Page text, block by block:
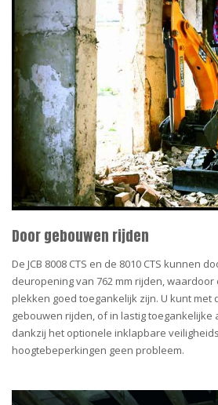
Door gebouwen rijden
De JCB 8008 CTS en de 8010 CTS kunnen
deuropening van 762 mm rijden,
plekken goed toegankelijk zijn. U kunt met
gebouwen rijden, of in lastig toegankelijke
dankzij het optionele inklapbare
hoogtebeperkingen geen probleem.